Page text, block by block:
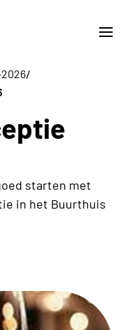
/
starten met
in het Buurthuis